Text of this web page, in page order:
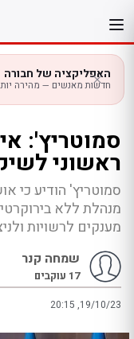
לתוכן
האפליקציה של חבורה
סמוטריץ':
ראשוני
סמוטריץ' הודיע כי
מנהלת ללא
מענקים לרשויות
שמחה קנר
17 עוקבים
20:15 ,19/10/23